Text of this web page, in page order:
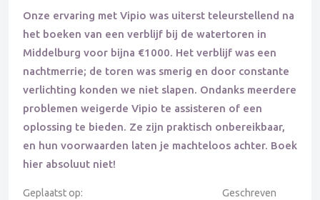
Onze ervaring met Vipio was uiterst teleurstellend na
het boeken van een verblijf bij de watertoren in
Middelburg voor bijna €1000. Het verblijf was een
nachtmerrie; de toren was smerig en door constante
verlichting konden we niet slapen. Ondanks meerdere
problemen weigerde Vipio te assisteren of een
oplossing te bieden. Ze zijn praktisch onbereikbaar,
en hun voorwaarden laten je machteloos achter. Boek
hier absoluut niet!
Geplaatst op:
Geschreven